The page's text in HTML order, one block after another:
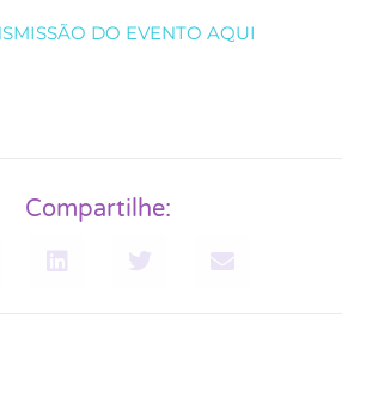
DO EVENTO AQUI
Compartilhe: